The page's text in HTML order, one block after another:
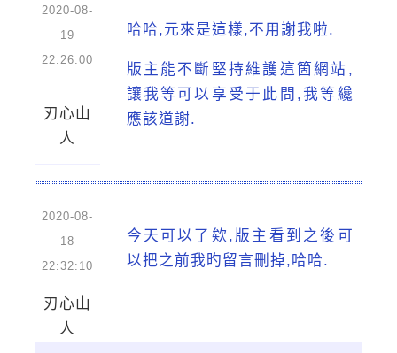
2020-08-
19
22:26:00
哈哈,元來是這樣,不用謝我啦.
版主能不斷堅持維護這箇網站,
讓我等可以享受于此間,我等纔
應該道謝.
刃心山
人
2020-08-
18
22:32:10
今天可以了欸,版主看到之後可
以把之前我旳留言刪掉,哈哈.
刃心山
人